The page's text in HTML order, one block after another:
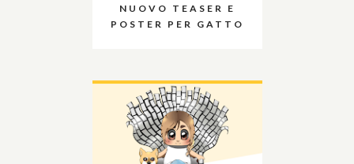
NUOVO TEASER E
POSTER PER GATTO